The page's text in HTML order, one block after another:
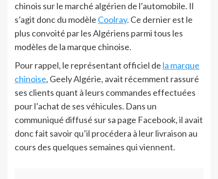
chinois sur le marché algérien de l’automobile. Il
s’agit donc du modèle Coolray. Ce dernier est le
plus convoité par les Algériens parmi tous les
modèles de la marque chinoise.
Pour rappel, le représentant officiel de la marque
chinoise, Geely Algérie, avait récemment rassuré
ses clients quant à leurs commandes effectuées
pour l’achat de ses véhicules. Dans un
communiqué diffusé sur sa page Facebook, il avait
donc fait savoir qu’il procédera à leur livraison au
cours des quelques semaines qui viennent.